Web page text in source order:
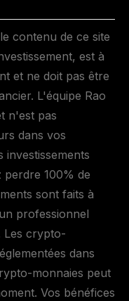
contenu de ce site
est à
et ne doit pas être
L'équipe Rao
n'est pas
dans vos
investissements
100% de
sont faits à
professionnel
Les crypto-
dans
monnaies peut
Vos bénéfices